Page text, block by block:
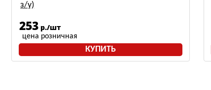
з/у)
253 р./шт
цена розничная
КУПИТЬ